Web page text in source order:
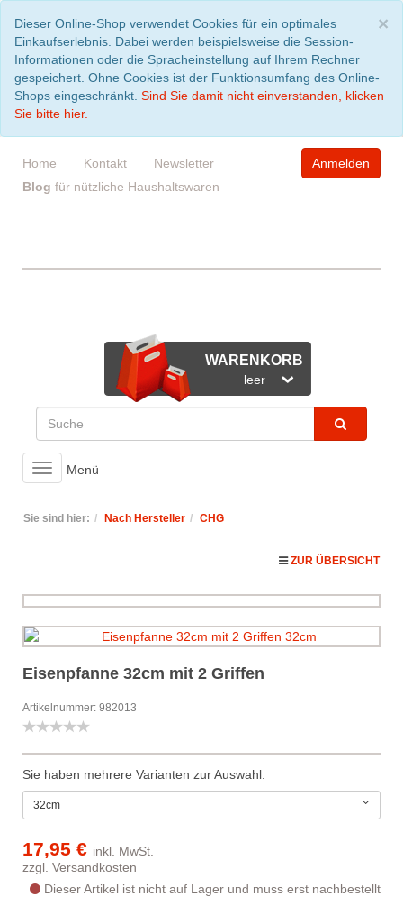
×
Dieser Online-Shop verwendet Cookies für ein optimales
Einkaufserlebnis. Dabei werden beispielsweise die Session-
Informationen oder die Spracheinstellung auf Ihrem Rechner
gespeichert. Ohne Cookies ist der Funktionsumfang des Online-
Shops eingeschränkt. Sind Sie damit nicht einverstanden, klicken
Sie bitte hier.
Home Kontakt
Newsletter
Blog für nützliche Haushaltswaren
Anmelden
WARENKORB
leer
Toggle
navigation
Menü
Sie sind hier: Nach Hersteller CHG
ZUR ÜBERSICHT
Eisenpfanne 32cm mit 2 Griffen
Artikelnummer: 982013
Sie haben mehrere Varianten zur Auswahl:
32cm
17,95 € inkl. MwSt.
zzgl. Versandkosten
Dieser Artikel ist nicht auf Lager und muss erst nachbestellt